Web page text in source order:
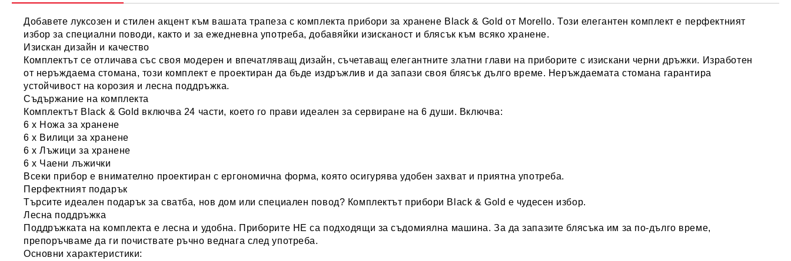
Добавете луксозен и стилен акцент към вашата трапеза с комплекта прибори за хранене Black & Gold от Morello. Този елегантен комплект е перфектният
избор за специални поводи, както и за ежедневна употреба, добавяйки изисканост и блясък към всяко хранене.
Изискан дизайн и качество
Комплектът се отличава със своя модерен и впечатляващ дизайн, съчетаващ елегантните златни глави на приборите с изискани черни дръжки. Изработен
от неръждаема стомана, този комплект е проектиран да бъде издръжлив и да запази своя блясък дълго време. Неръждаемата стомана гарантира
устойчивост на корозия и лесна поддръжка.
Съдържание на комплекта
Комплектът Black & Gold включва 24 части, което го прави идеален за сервиране на 6 души. Включва:
6 x Ножа за хранене
6 x Вилици за хранене
6 x Лъжици за хранене
6 x Чаени лъжички
Всеки прибор е внимателно проектиран с ергономична форма, която осигурява удобен захват и приятна употреба.
Перфектният подарък
Търсите идеален подарък за сватба, нов дом или специален повод? Комплектът прибори Black & Gold е чудесен избор.
Лесна поддръжка
Поддръжката на комплекта е лесна и удобна. Приборите НЕ са подходящи за съдомиялна машина. За да запазите блясъка им за по-дълго време,
препоръчваме да ги почиствате ръчно веднага след употреба.
Основни характеристики: